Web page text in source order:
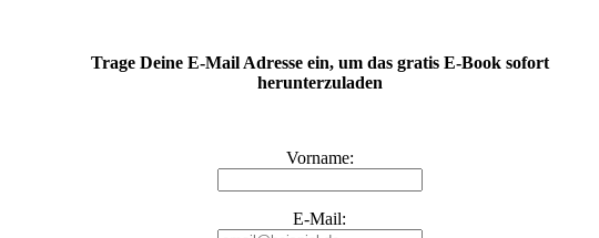
Trage Deine E-Mail Adresse ein, um das gratis E-Book sofort
herunterzuladen
Vorname:
E-Mail: